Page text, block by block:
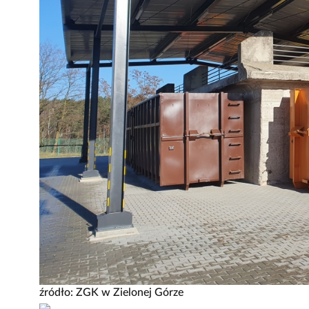
źródło: ZGK w Zielonej Górze